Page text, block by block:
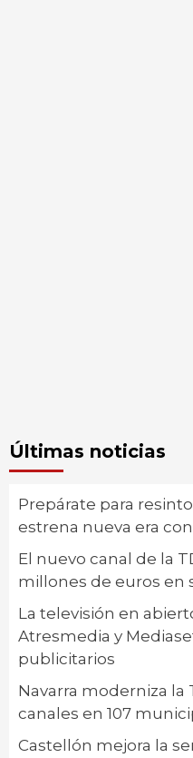
Últimas noticias
Prepárate para
estrena nueva era
El nuevo canal de la
millones de euros en
La televisión en
Atresmedia y
publicitarios
Navarra moderniza la
canales en 107
Castellón mejora la